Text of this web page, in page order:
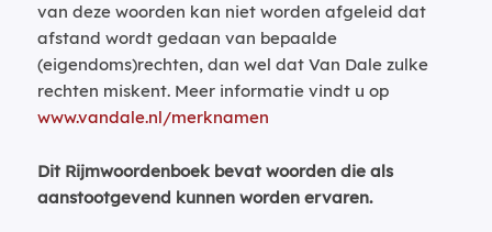
van deze woorden kan niet worden afgeleid dat
afstand wordt gedaan van bepaalde
(eigendoms)rechten, dan wel dat Van Dale zulke
rechten miskent. Meer informatie vindt u op
www.vandale.nl/merknamen
Dit Rijmwoordenboek bevat woorden die als
aanstootgevend kunnen worden ervaren.